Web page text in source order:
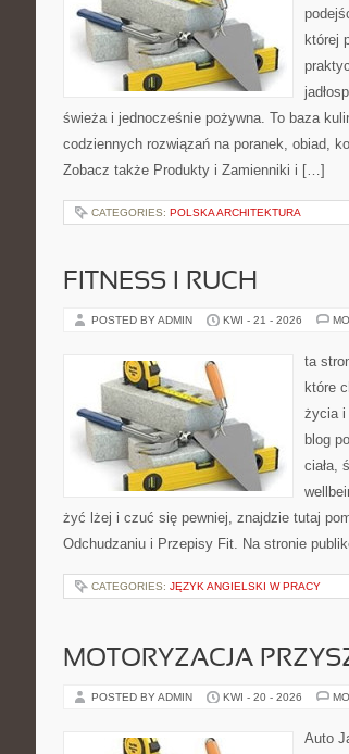
której
świeża i jednocześnie pożywna. To baza
codziennych rozwiązań na poranek, obiad,
Zobacz także Produkty i Zamienniki i […]
CATEGORIES: POLSKA ARCHITEKTURA
FITNESS I RUCH
POSTED BY ADMIN KWI - 21 - 2026
ta
które
życia i
blog
ciała,
żyć lżej i czuć się pewniej, znajdzie tutaj
Odchudzaniu i Przepisy Fit. Na stronie
CATEGORIES: JĘZYK ANGIELSKI W PRACY
MOTORYZACJA
POSTED BY ADMIN KWI - 20 - 2026
Auto